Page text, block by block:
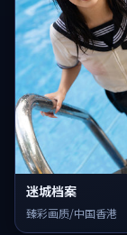
迷城档案
臻彩画质/中国香港